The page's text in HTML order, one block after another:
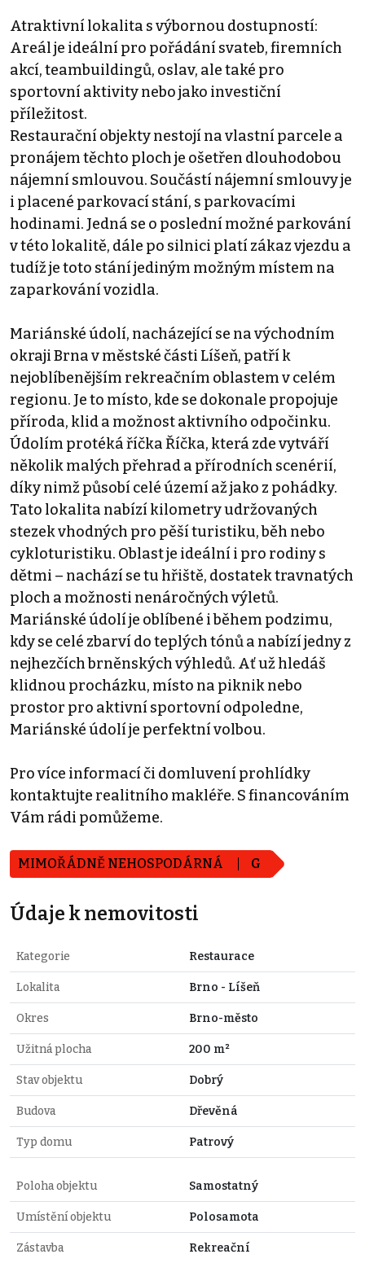
Atraktivní lokalita s výbornou dostupností:
Areál je ideální pro pořádání svateb, firemních
akcí, teambuildingů, oslav, ale také pro
sportovní aktivity nebo jako investiční
příležitost.
Restaurační objekty nestojí na vlastní parcele a
pronájem těchto ploch je ošetřen dlouhodobou
nájemní smlouvou. Součástí nájemní smlouvy je
i placené parkovací stání, s parkovacími
hodinami. Jedná se o poslední možné parkování
v této lokalitě, dále po silnici platí zákaz vjezdu a
tudíž je toto stání jediným možným místem na
zaparkování vozidla.
Mariánské údolí, nacházející se na východním
okraji Brna v městské části Líšeň, patří k
nejoblíbenějším rekreačním oblastem v celém
regionu. Je to místo, kde se dokonale propojuje
příroda, klid a možnost aktivního odpočinku.
Údolím protéká říčka Říčka, která zde vytváří
několik malých přehrad a přírodních scenérií,
díky nimž působí celé území až jako z pohádky.
Tato lokalita nabízí kilometry udržovaných
stezek vhodných pro pěší turistiku, běh nebo
cykloturistiku. Oblast je ideální i pro rodiny s
dětmi – nachází se tu hřiště, dostatek travnatých
ploch a možnosti nenáročných výletů.
Mariánské údolí je oblíbené i během podzimu,
kdy se celé zbarví do teplých tónů a nabízí jedny z
nejhezčích brněnských výhledů. Ať už hledáš
klidnou procházku, místo na piknik nebo
prostor pro aktivní sportovní odpoledne,
Mariánské údolí je perfektní volbou.
Pro více informací či domluvení prohlídky
kontaktujte realitního makléře. S financováním
Vám rádi pomůžeme.
MIMOŘÁDNĚ NEHOSPODÁRNÁ G
Údaje k nemovitosti
Kategorie Restaurace
Lokalita Brno - Líšeň
Okres Brno-město
Užitná plocha 200 m²
Stav objektu Dobrý
Budova Dřevěná
Typ domu Patrový
Poloha objektu Samostatný
Umístění objektu Polosamota
Zástavba Rekreační